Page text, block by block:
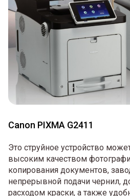
Canon PIXMA G2411
Это струйное устройство
высоким качеством
копирования документов,
непрерывной подачи чернил,
расходом краски, а также